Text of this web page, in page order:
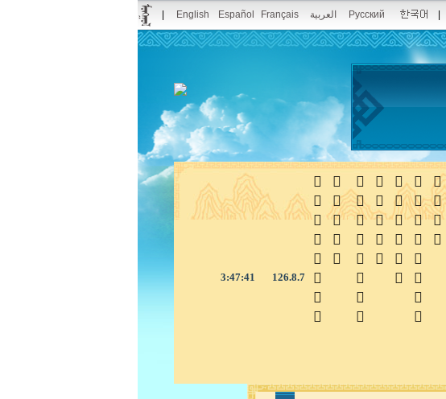
English Español Français العربية Pусский
3:47:41 126.8.7

 



